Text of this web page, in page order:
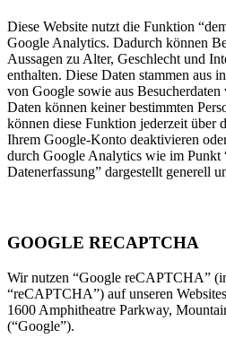
Diese Website nutzt die Funktion
Google Analytics. Dadurch können
Aussagen zu Alter, Geschlecht und
enthalten. Diese Daten stammen aus
von Google sowie aus
Daten können keiner bestimmten
können diese Funktion jederzeit über
Ihrem Google-Konto deaktivieren
durch Google Analytics wie im Punkt
Datenerfassung” dargestellt generell
GOOGLE RECAPTCHA
Wir nutzen “Google reCAPTCHA”
“reCAPTCHA”) auf unseren
1600 Amphitheatre Parkway,
(“Google”).